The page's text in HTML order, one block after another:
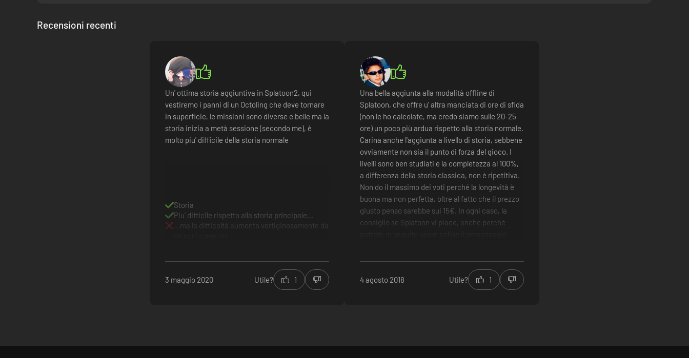
Recensioni recenti
Un' ottima storia aggiuntiva in Splatoon2, qui
vestiremo i panni di un Octoling che deve tornare
in superficie, le missioni sono diverse e belle ma la
storia inizia a metà sessione (secondo me), è
molto piu' difficile della storia normale
Storia
Piu' difficile rispetto alla storia principale...
...ma la difficoltà aumenta vertiginosamente da
3 maggio 2020 Utile? 1
Una bella aggiunta alla modalità offline di
Splatoon, che offre u' altra manciata di ore di sfida
(non le ho calcolate, ma credo siamo sulle 20-25
ore) un poco più ardua rispetto alla storia normale.
Carina anche l'aggiunta a livello di storia, sebbene
ovviamente non sia il punto di forza del gioco. I
livelli sono ben studiati e la completezza al 100%,
a differenza della storia classica, non è ripetitiva.
Non do il massimo dei voti perché la longevità è
buona ma non perfetta, oltre al fatto che il prezzo
giusto penso sarebbe sui 15€. In ogni caso, la
consiglio se Splatoon vi piace, anche perché
longevità buona ma non perfetta
4 agosto 2018 Utile? 1